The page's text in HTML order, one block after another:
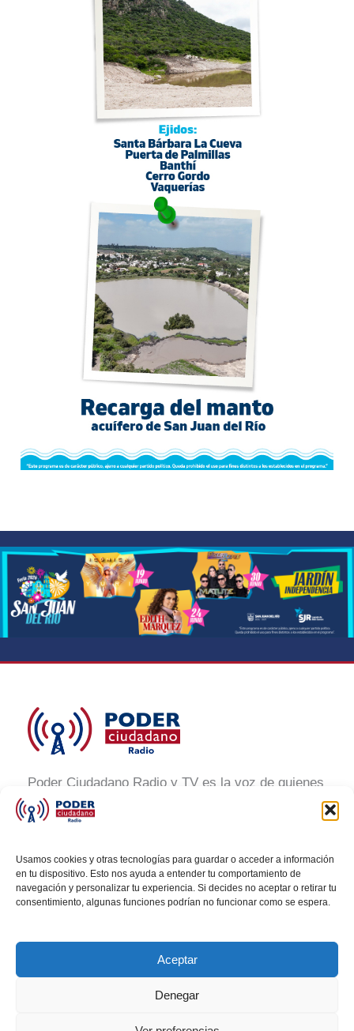
Usamos cookies y otras tecnologías para guardar o acceder a información
en tu dispositivo. Esto nos ayuda a entender tu comportamiento de
navegación y personalizar tu experiencia. Si decides no aceptar o retirar tu
consentimiento, algunas funciones podrían no funcionar como se espera.
Aceptar
Denegar
Poder Ciudadano Radio y TV es la voz de quienes
buscan un México informado y participativo.
Nuestro compromiso es conectar con la
transformación social a través de noticias claras,
veraces y al alcance de todos.